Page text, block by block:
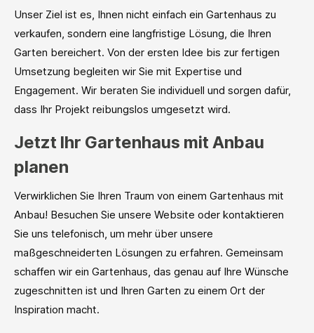
Unser Ziel ist es, Ihnen nicht einfach ein Gartenhaus zu
verkaufen, sondern eine langfristige Lösung, die Ihren
Garten bereichert. Von der ersten Idee bis zur fertigen
Umsetzung begleiten wir Sie mit Expertise und
Engagement. Wir beraten Sie individuell und sorgen dafür,
dass Ihr Projekt reibungslos umgesetzt wird.
Jetzt Ihr Gartenhaus mit Anbau
planen
Verwirklichen Sie Ihren Traum von einem Gartenhaus mit
Anbau! Besuchen Sie unsere Website oder kontaktieren
Sie uns telefonisch, um mehr über unsere
maßgeschneiderten Lösungen zu erfahren. Gemeinsam
schaffen wir ein Gartenhaus, das genau auf Ihre Wünsche
zugeschnitten ist und Ihren Garten zu einem Ort der
Inspiration macht.